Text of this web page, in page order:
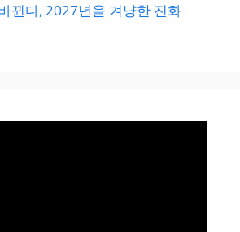
뀐다, 2027년을 겨냥한 진화